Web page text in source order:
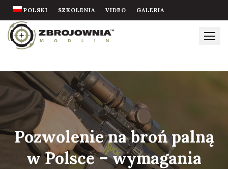
Skip
to
content
POLSKI SZKOLENIA VIDEO GALERIA
Pozwolenie na broń palną
w Polsce – wymagania